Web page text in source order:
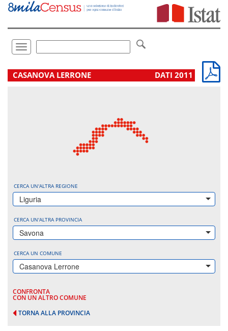
Vai
direttamente
Toggle
navigation
.
CASANOVA LERRONE DATI 2011
CERCA UN'ALTRA REGIONE
Liguria
CERCA UN'ALTRA PROVINCIA
Savona
CERCA UN COMUNE
Casanova Lerrone
CONFRONTA
CON UN ALTRO COMUNE
TORNA ALLA PROVINCIA